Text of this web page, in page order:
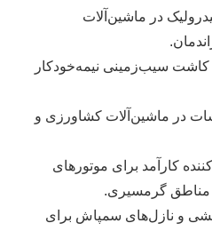
در ماشین‌آلات
سیب‌زمینی نیمه‌خودکار
در ماشین‌آلات کشاورزی و
کارآمد برای موتورهای
مناطق گرمسیری.
و نازل‌های سمپاش برای